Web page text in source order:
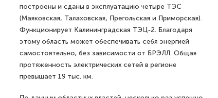
построены и сданы в эксплуатацию четыре ТЭС
(Маяковская, Талаховская, Прегольская и Приморская).
Функционирует Калининградская ТЭЦ-2. Благодаря
этому область может обеспечивать себя энергией
самостоятельно, без зависимости от БРЭЛЛ. Общая
протяженность электрических сетей в регионе
превышает 19 тыс. км.